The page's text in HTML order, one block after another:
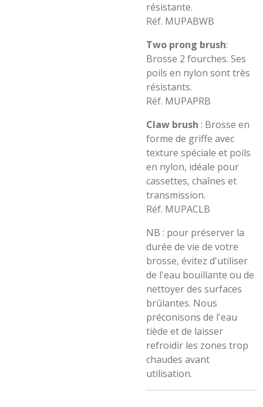
résistante.
Réf. MUPABWB
Two prong brush:
Brosse 2 fourches. Ses
poils en nylon sont très
résistants.
Réf. MUPAPRB
Claw brush : Brosse en
forme de griffe avec
texture spéciale et poils
en nylon, idéale pour
cassettes, chaînes et
transmission.
Réf. MUPACLB
NB : pour préserver la
durée de vie de votre
brosse, évitez d'utiliser
de l'eau bouillante ou de
nettoyer des surfaces
brûlantes. Nous
préconisons de l'eau
tiède et de laisser
refroidir les zones trop
chaudes avant
utilisation.